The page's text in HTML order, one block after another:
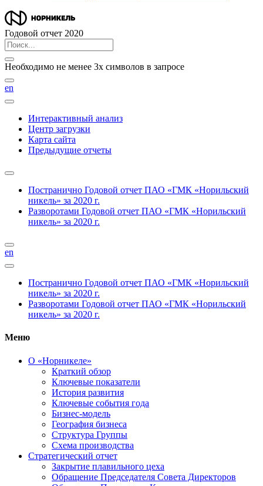
Годовой отчет 2020
Необходимо не менее 3х символов в запросе
en
Интерактивный анализ
Центр загрузки
Карта сайта
Предыдущие отчеты
Постранично Годовой отчет ПАО «ГМК «Норильский
никель» за 2020 г.
Разворотами Годовой отчет ПАО «ГМК «Норильский
никель» за 2020 г.
en
Постранично Годовой отчет ПАО «ГМК «Норильский
никель» за 2020 г.
Разворотами Годовой отчет ПАО «ГМК «Норильский
никель» за 2020 г.
Меню
О «Норникеле»
Краткий обзор
Ключевые показатели
История развития
Ключевые события года
Бизнес-модель
География бизнеса
Структура Группы
Схема производства
Стратегический отчет
Закрытие плавильного цеха
Обращение Председателя Совета Директоров